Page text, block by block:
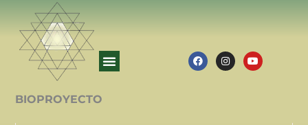
BIOPROYECTO